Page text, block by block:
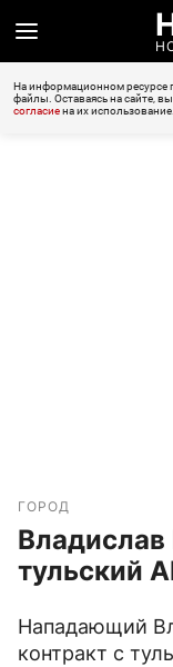
На информационном ресурсе
файлы. Оставаясь на сайте,
согласиена их использование.
ГОРОД
тульский
Нападающий
контракт с